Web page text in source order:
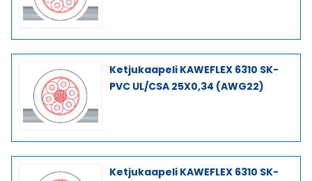
Ketjukaapeli KAWEFLEX 6310 SK-
PVC UL/CSA 25X0,34 (AWG22)
Ketjukaapeli KAWEFLEX 6310 SK-